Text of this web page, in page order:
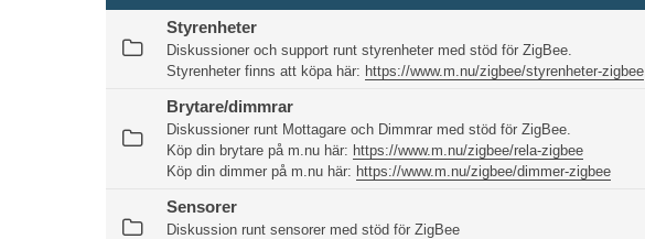
Styrenheter
Diskussioner och support runt styrenheter med stöd för ZigBee.
Styrenheter finns att köpa här: https://www.m.nu/zigbee/styrenheter-zigbee
Brytare/dimmrar
Diskussioner runt Mottagare och Dimmrar med stöd för ZigBee.
Köp din brytare på m.nu här: https://www.m.nu/zigbee/rela-zigbee
Köp din dimmer på m.nu här: https://www.m.nu/zigbee/dimmer-zigbee
Sensorer
Diskussion runt sensorer med stöd för ZigBee